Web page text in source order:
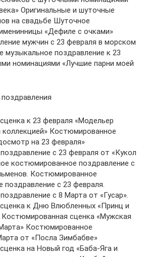
Оригинальные и шуточные
на свадьбе Шуточное
«Дефиле с очками»
мужчин с 23 февраля в морском
музыкальное поздравление к 23
номинациями «Лучшие парни моей
к 23 февраля «Модельер
Костюмированное
на 23 февраля»
с 23 февраля от «Кукол
костюмированное поздравление с
Костюмированное
поздравление с 23 февраля.
с 8 Марта от «Гусар».
к Дню Влюбленных «Принц и
сценка «Мужская
Костюмированное
от «Посла Зимбабве»
на Новый год «Баба-Яга и